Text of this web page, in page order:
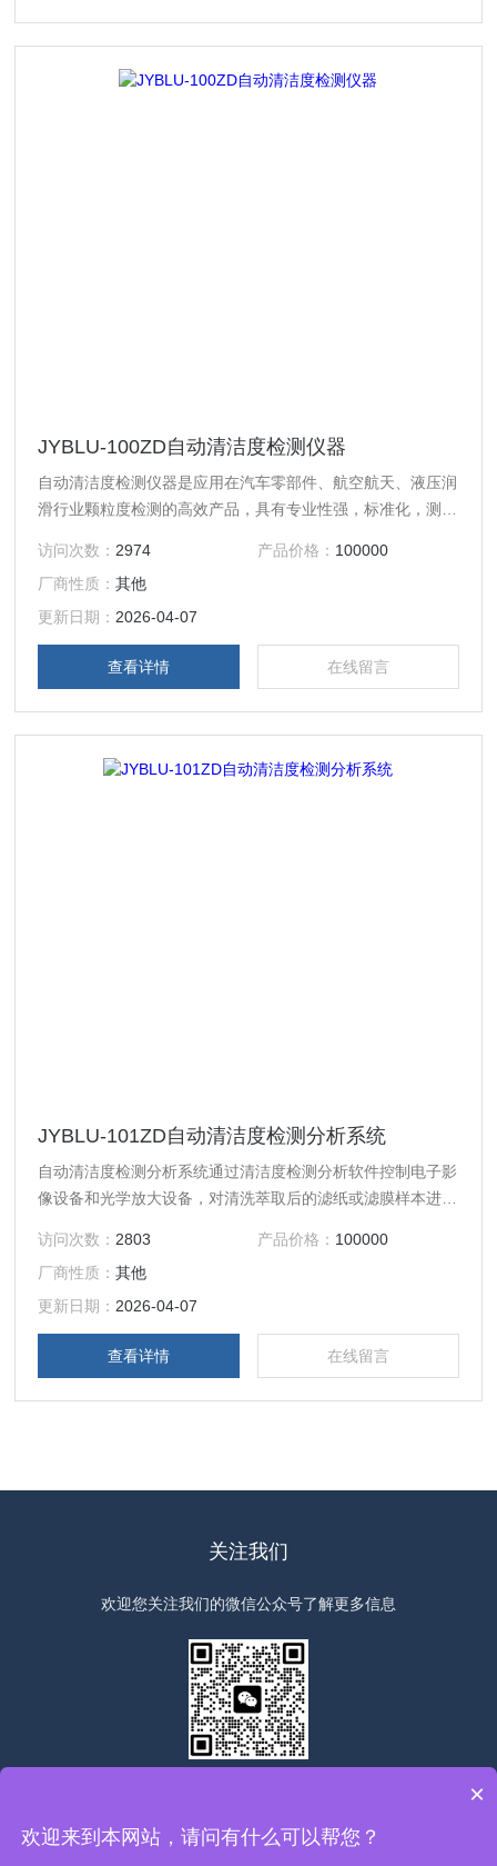
JYBLU-100ZD自动清洁度检测仪器
自动清洁度检测仪器是应用在汽车零部件、航空航天、液压润
滑行业颗粒度检测的高效产品，具有专业性强，标准化，测定
访问次数： 2974 产品价格： 100000
厂商性质：其他
更新日期： 2026-04-07
查看详情 在线留言
JYBLU-101ZD自动清洁度检测分析系统
自动清洁度检测分析系统通过清洁度检测分析软件控制电子影
像设备和光学放大设备，对清洗萃取后的滤纸或滤膜样本进行
动识别金属、非金属、纤维颗粒等，生成清洁度检测报告。
访问次数： 2803 产品价格： 100000
厂商性质：其他
更新日期： 2026-04-07
查看详情 在线留言
关注我们
欢迎您关注我们的微信公众号了解更多信息
×
欢迎来到本网站，请问有什么可以帮您？